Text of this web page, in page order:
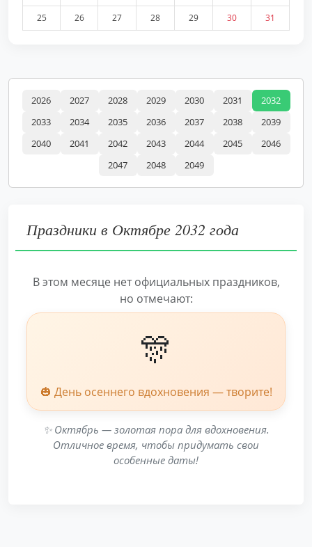
25 26 27 28 29 30 31
2026 2027 2028 2029 2030 2031
2032
2033
2034 2035 2036 2037 2038
2039
2040
2041 2042 2043 2044 2045
2046
2047
2048 2049
Праздники в Октябре 2032 года
В этом месяце нет официальных праздников,
но отмечают:
🎊
🎃 День осеннего вдохновения — творите!
✨ Октябрь — золотая пора для вдохновения.
Отличное время, чтобы придумать свои
особенные даты!